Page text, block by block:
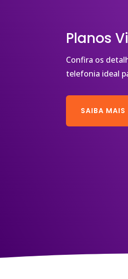
Planos
Confira os
telefonia ideal
SAIBA MAIS